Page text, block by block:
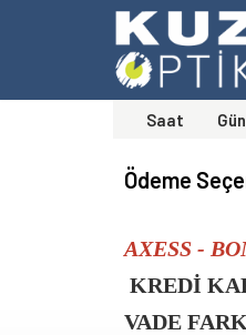
Saat
Ödeme
AXESS -
KREDİ
VADE